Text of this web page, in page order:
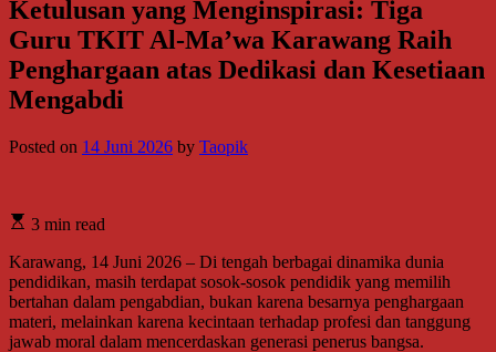
Ketulusan yang Menginspirasi: Tiga
Guru TKIT Al-Ma’wa Karawang Raih
Penghargaan atas Dedikasi dan Kesetiaan
Mengabdi
Posted on 14 Juni 2026 by Taopik
3 min read
Karawang, 14 Juni 2026 – Di tengah berbagai dinamika dunia
pendidikan, masih terdapat sosok-sosok pendidik yang memilih
bertahan dalam pengabdian, bukan karena besarnya penghargaan
materi, melainkan karena kecintaan terhadap profesi dan tanggung
jawab moral dalam mencerdaskan generasi penerus bangsa.